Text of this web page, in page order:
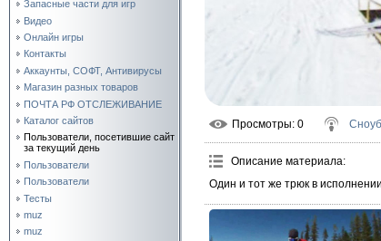
Запасные части для игр
Видео
Онлайн игры
Контакты
Аккаунты, СОФТ, Антивирусы
Магазин разных товаров
ПОЧТА РФ ОТСЛЕЖИВАНИЕ
Каталог сайтов
Пользователи, посетившие сайт
за текущий день
Пользователи
Пользователи
Тесты
muz
muz
Просмотры: 0
Описание материала:
Один и тот же трюк в